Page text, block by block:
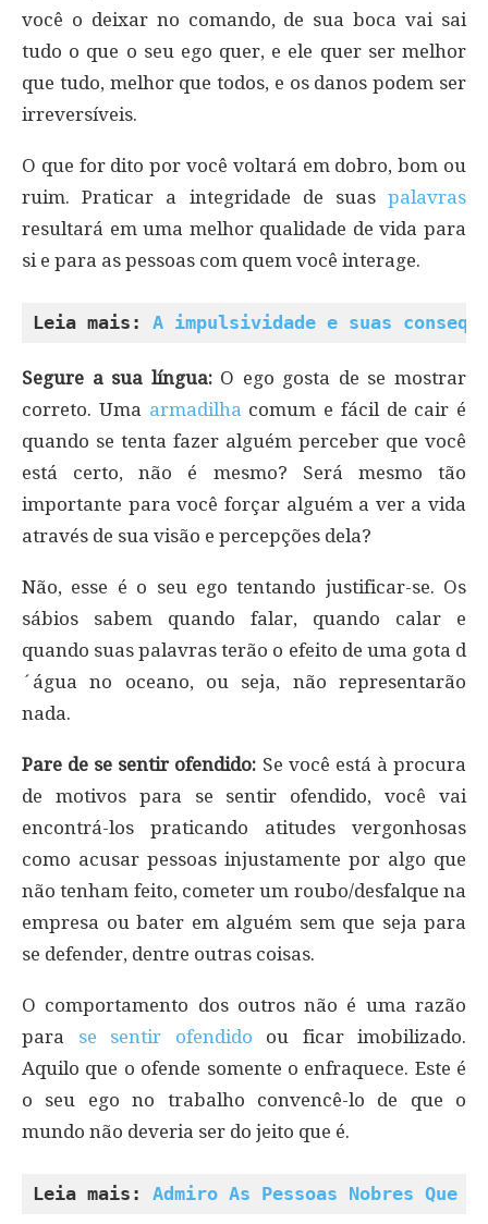
você o deixar no comando, de sua boca vai sai
tudo o que o seu ego quer, e ele quer ser melhor
que tudo, melhor que todos, e os danos podem ser
irreversíveis.
O que for dito por você voltará em dobro, bom ou
ruim. Praticar a integridade de suas palavras
resultará em uma melhor qualidade de vida para
si e para as pessoas com quem você interage.
Leia mais: A impulsividade e suas
Segure a sua língua:O ego gosta de se mostrar
correto. Uma armadilha comum e fácil de cair é
quando se tenta fazer alguém perceber que você
está certo, não é mesmo? Será mesmo tão
importante para você forçar alguém a ver a vida
através de sua visão e percepções dela?
Não, esse é o seu ego tentando justificar-se. Os
sábios sabem quando falar, quando calar e
quando suas palavras terão o efeito de uma gota d
´água no oceano, ou seja, não representarão
nada.
Pare de se sentir ofendido: Se você está à procura
de motivos para se sentir ofendido, você vai
encontrá-los praticando atitudes vergonhosas
como acusar pessoas injustamente por algo que
não tenham feito, cometer um roubo/desfalque na
empresa ou bater em alguém sem que seja para
se defender, dentre outras coisas.
O comportamento dos outros não é uma razão
para se sentir ofendido ou ficar imobilizado.
Aquilo que o ofende somente o enfraquece. Este é
o seu ego no trabalho convencê-lo de que o
mundo não deveria ser do jeito que é.
Leia mais: Admiro As Pessoas Nobres Que